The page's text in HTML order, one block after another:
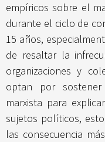
empíricos sobre el
durante el ciclo de
15 años,
de resaltar la
organizaciones y
optan por sostener
marxista para
sujetos políticos,
las consecuencia